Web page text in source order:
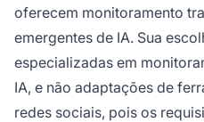
oferecem monitoramento
emergentes de IA. Sua
especializadas em
IA, e não adaptações de
redes sociais, pois os